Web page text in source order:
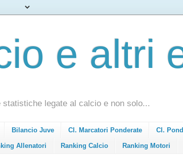
e altri
statistiche legate al calcio e non solo...
Bilancio Juve Cl. Marcatori Ponderate Cl.
Allenatori Ranking Calcio Ranking Motori